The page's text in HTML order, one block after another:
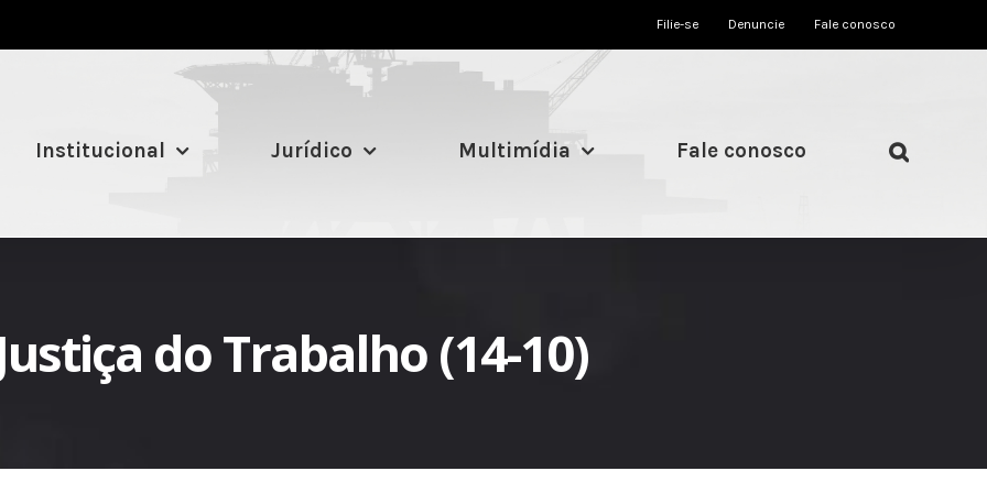
Filie-se Denuncie Fale conosco
Institucional Jurídico Multimídia Fale conosco
do Trabalho (14-10)